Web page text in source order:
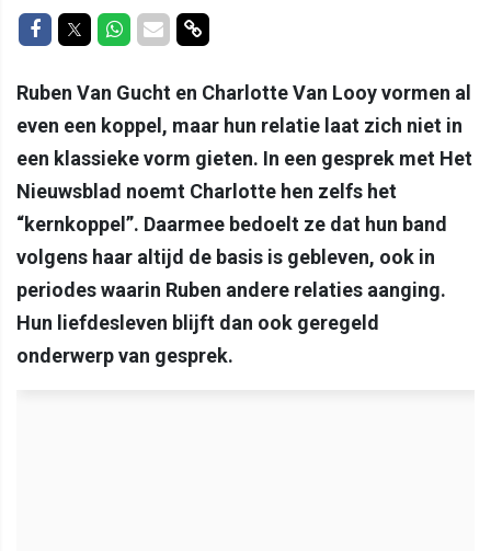
Delen op Facebook
Delen op Twitter
Delen op Whatsapp
Delen via Mail
Delen via link
Ruben Van Gucht en Charlotte Van Looy vormen al
even een koppel, maar hun relatie laat zich niet in
een klassieke vorm gieten. In een gesprek met Het
Nieuwsblad noemt Charlotte hen zelfs het
“kernkoppel”. Daarmee bedoelt ze dat hun band
volgens haar altijd de basis is gebleven, ook in
periodes waarin Ruben andere relaties aanging.
Hun liefdesleven blijft dan ook geregeld
onderwerp van gesprek.